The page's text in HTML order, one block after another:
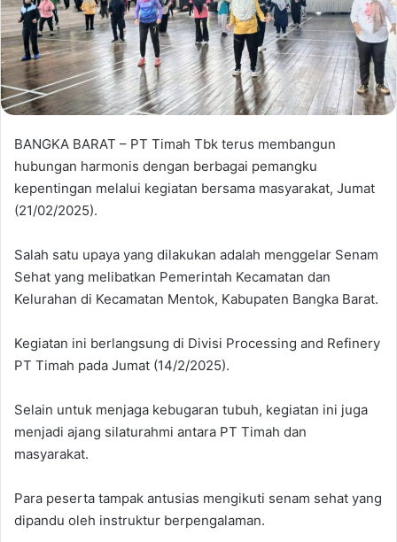
BANGKA BARAT – PT Timah Tbk terus membangun
hubungan harmonis dengan berbagai pemangku
kepentingan melalui kegiatan bersama masyarakat, Jumat
(21/02/2025).
Salah satu upaya yang dilakukan adalah menggelar Senam
Sehat yang melibatkan Pemerintah Kecamatan dan
Kelurahan di Kecamatan Mentok, Kabupaten Bangka Barat.
Kegiatan ini berlangsung di Divisi Processing and Refinery
PT Timah pada Jumat (14/2/2025).
Selain untuk menjaga kebugaran tubuh, kegiatan ini juga
menjadi ajang silaturahmi antara PT Timah dan
masyarakat.
Para peserta tampak antusias mengikuti senam sehat yang
dipandu oleh instruktur berpengalaman.